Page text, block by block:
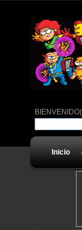
Inicio